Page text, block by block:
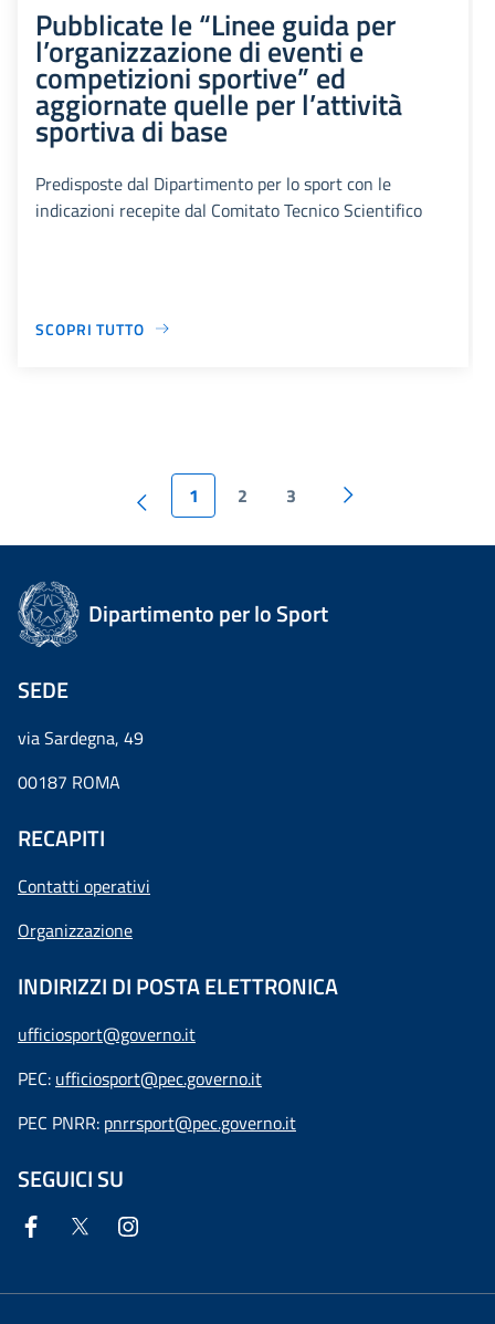
Pubblicate le “Linee guida per
l’organizzazione di eventi e
competizioni sportive” ed
aggiornate quelle per l’attività
sportiva di base
Predisposte dal Dipartimento per lo sport con le
indicazioni recepite dal Comitato Tecnico Scientifico
SCOPRI TUTTO
1 2 3
Dipartimento per lo Sport
SEDE
via Sardegna, 49
00187 ROMA
RECAPITI
Contatti operativi
Organizzazione
INDIRIZZI DI POSTA ELETTRONICA
ufficiosport@governo.it
PEC: ufficiosport@pec.governo.it
PEC PNRR: pnrrsport@pec.governo.it
SEGUICI SU